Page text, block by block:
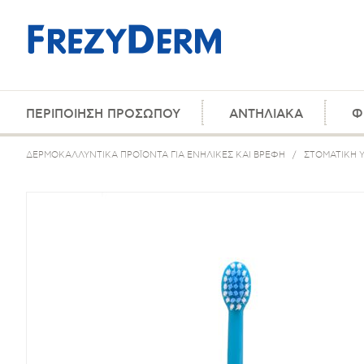
ΠΕΡΙΠΟΙΗΣΗ ΠΡΟΣΩΠΟΥ ΑΝΤΗΛΙΑΚΑ
ΔΕΡΜΟΚΑΛΛΥΝΤΙΚΑ ΠΡΟΪΟΝΤΑ ΓΙΑ ΕΝΗΛΙΚΕΣ ΚΑΙ ΒΡΕΦΗ / ΣΤΟΜΑΤΙΚΗ